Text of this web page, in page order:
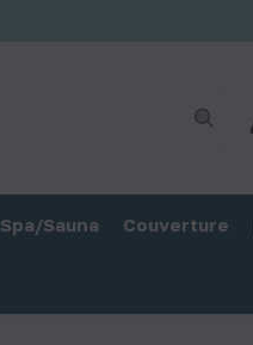
Spa/Sauna Couverture